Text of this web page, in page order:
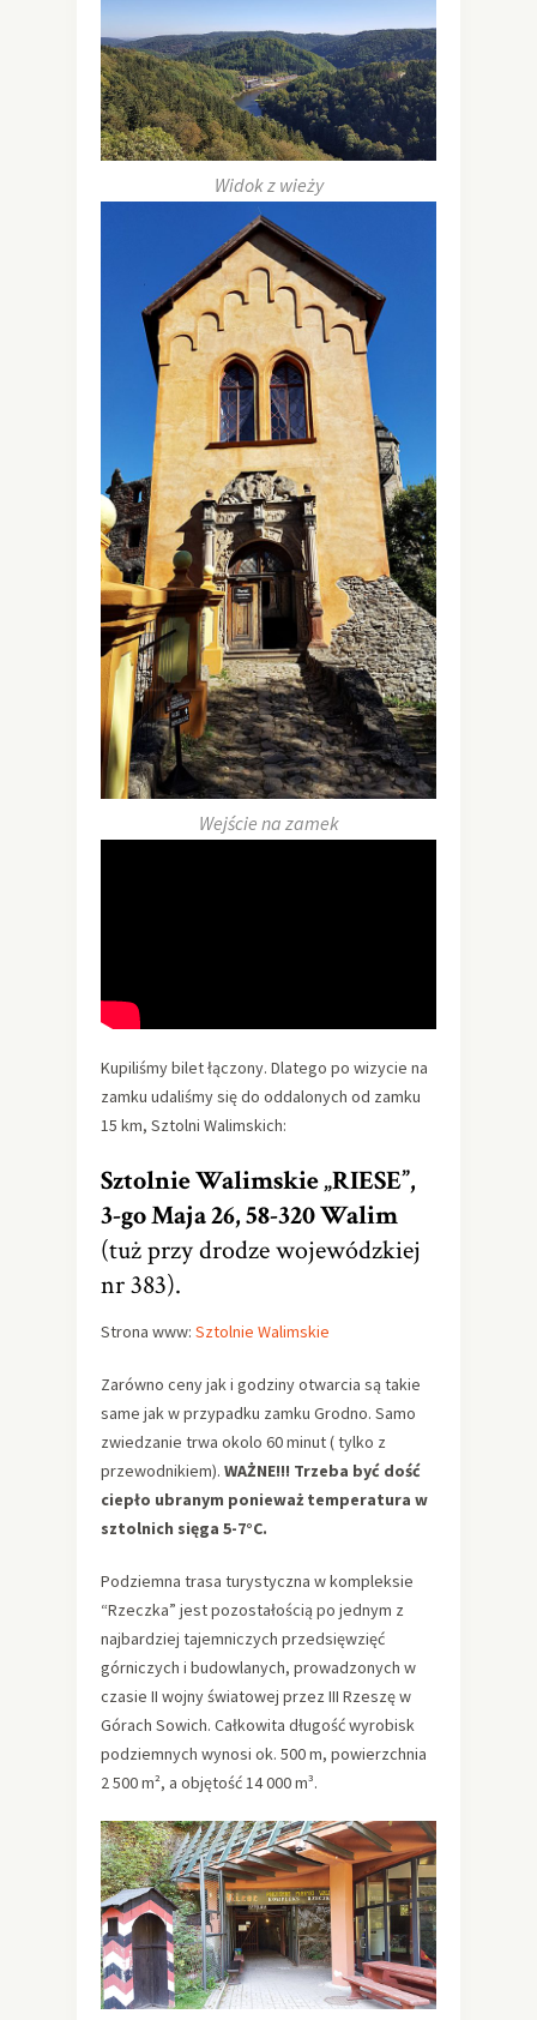
Widok z wieży
Wejście na zamek
Kupiliśmy bilet łączony. Dlatego po wizycie na
zamku udaliśmy się do oddalonych od zamku
15 km, Sztolni Walimskich:
Sztolnie Walimskie „RIESE”,
3-go Maja 26, 58-320 Walim
(tuż przy drodze wojewódzkiej
nr 383).
Strona www: Sztolnie Walimskie
Zarówno ceny jak i godziny otwarcia są takie
same jak w przypadku zamku Grodno. Samo
zwiedzanie trwa okolo 60 minut ( tylko z
przewodnikiem). WAŻNE!!! Trzeba być dość
ciepło ubranym ponieważ temperatura w
sztolnich sięga 5-7°C.
Podziemna trasa turystyczna w kompleksie
“Rzeczka” jest pozostałością po jednym z
najbardziej tajemniczych przedsięwzięć
górniczych i budowlanych, prowadzonych w
czasie II wojny światowej przez III Rzeszę w
Górach Sowich. Całkowita długość wyrobisk
podziemnych wynosi ok. 500 m, powierzchnia
2 500 m², a objętość 14 000 m³.